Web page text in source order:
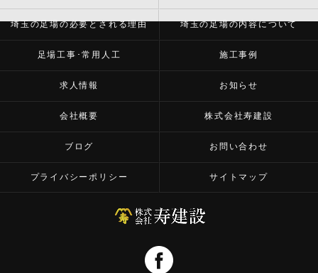
埼玉の足場の必要とされる理由 埼玉の足場の内容について
足場工事･常用人工 施工事例
求人情報 お知らせ
会社概要 株式会社寿建設
ブログ お問い合わせ
プライバシーポリシー サイトマップ